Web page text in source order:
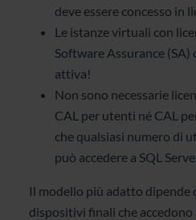
deve essere concesso in
Le istanze virtuali con
Software Assurance
attiva!
Non sono necessarie
CAL per utenti né CAL
che qualsiasi numero di
può accedere a SQL
Il modello più adatto dipende
dispositivi finali che accedono